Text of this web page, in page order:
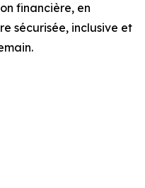
financière, en
sécurisée, inclusive et